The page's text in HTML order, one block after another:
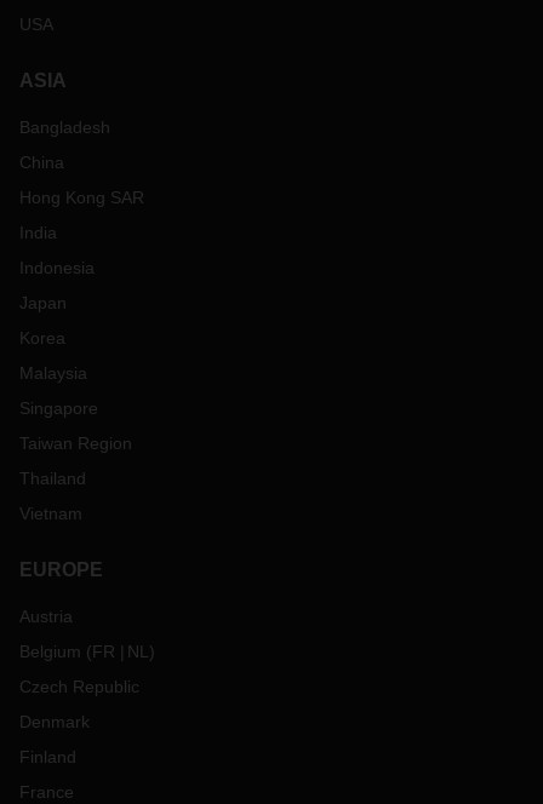
USA
ASIA
Bangladesh
China
Hong Kong SAR
India
Indonesia
Japan
Korea
Malaysia
Singapore
Taiwan Region
Thailand
Vietnam
EUROPE
Austria
Belgium (FR NL )
Czech Republic
Denmark
Finland
France